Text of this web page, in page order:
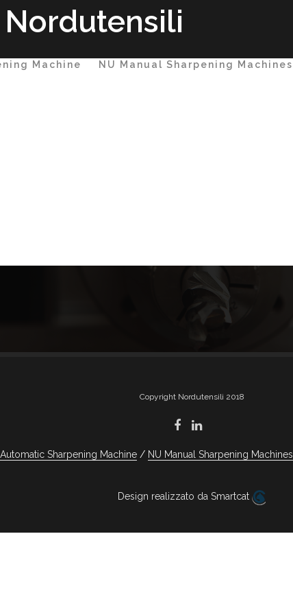
Machine NU Manual Sharpening Machines
Copyright Nordutensili 2018
Automatic Sharpening Machine NU Manual Sharpening Machines
Design realizzato da Smartcat